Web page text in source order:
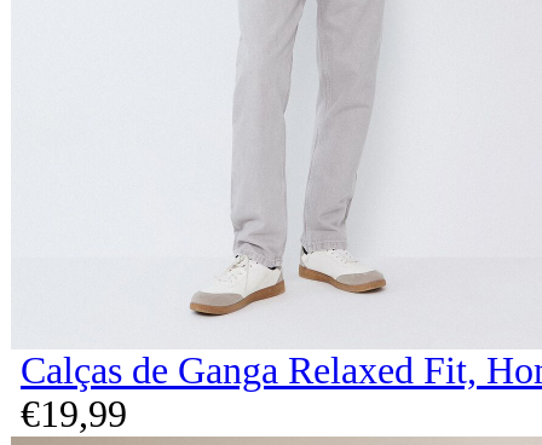
Calças de Ganga Relaxed Fit,
€19,99